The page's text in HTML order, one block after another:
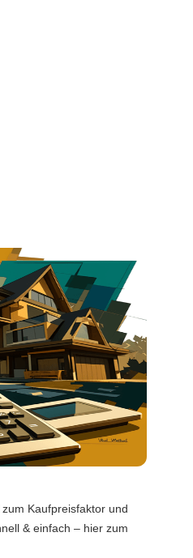
Kaufpreisfaktor und
& einfach – hier zum